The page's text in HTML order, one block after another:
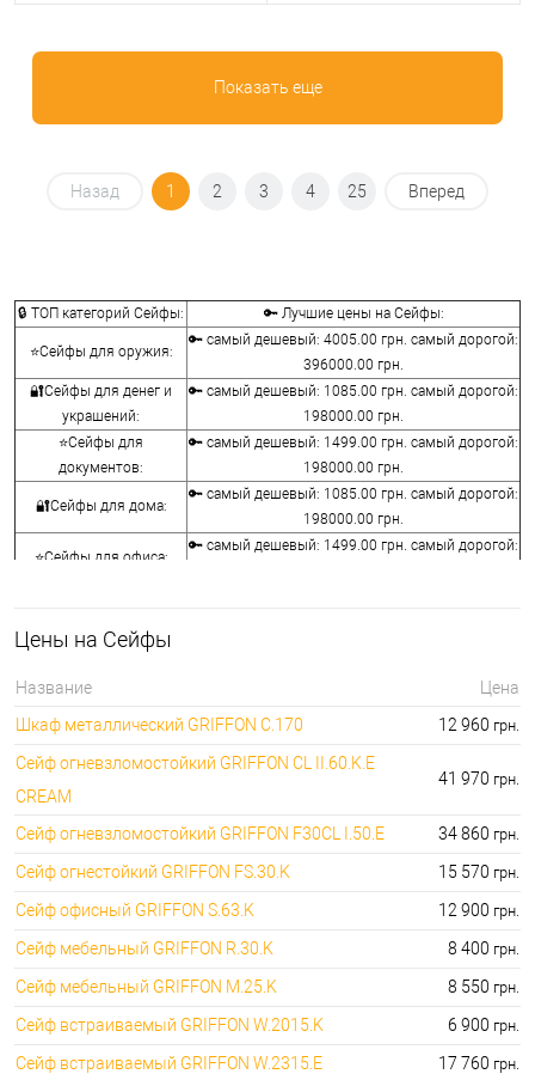
Показать еще
Назад 1 2 3 4 25 Вперед
🔒 ТОП категорий Сейфы: 🔑 Лучшие цены на Сейфы:
⭐Сейфы для оружия:
🔑 самый дешевый: 4005.00 грн. самый дорогой:
396000.00 грн.
🔐Сейфы для денег и
украшений:
🔑 самый дешевый: 1085.00 грн. самый дорогой:
198000.00 грн.
⭐Сейфы для
документов:
🔑 самый дешевый: 1499.00 грн. самый дорогой:
198000.00 грн.
🔐Сейфы для дома:
🔑 самый дешевый: 1085.00 грн. самый дорогой:
198000.00 грн.
⭐Сейфы для офиса:
🔑 самый дешевый: 1499.00 грн. самый дорогой:
🔐Сейфы для отеля:
⭐Сейфы для
металлические:
🔑 самый дешевый: 6540.00 грн. самый дорогой:
Цены на Сейфы
Название
Цена
Шкаф металлический GRIFFON C.170
12 960 грн.
Сейф огневзломостойкий GRIFFON CL II.60.K.Е
CREAM
41 970 грн.
Сейф огневзломостойкий GRIFFON F30CL I.50.E 34 860 грн.
Сейф огнестойкий GRIFFON FS.30.K 15 570 грн.
Сейф офисный GRIFFON S.63.K 12 900 грн.
Сейф мебельный GRIFFON R.30.K 8 400 грн.
Сейф мебельный GRIFFON M.25.K 8 550 грн.
Сейф встраиваемый GRIFFON W.2015.K 6 900 грн.
Сейф встраиваемый GRIFFON W.2315.E 17 760 грн.